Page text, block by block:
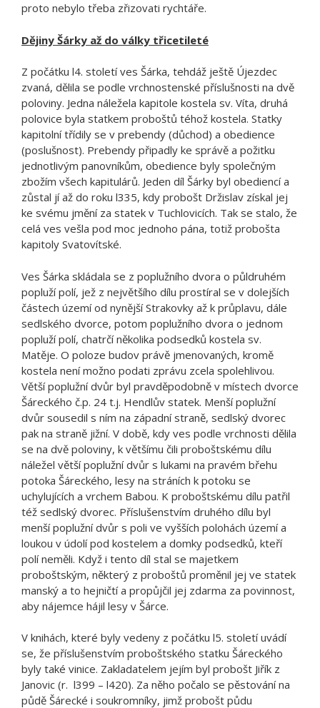
proto nebylo třeba zřizovati rychtáře.
Dějiny Šárky až do války třicetileté
Z počátku l4. století ves Šárka, tehdáž ještě Újezdec
zvaná, dělila se podle vrchnostenské příslušnosti na dvě
poloviny. Jedna náležela kapitole kostela sv. Víta, druhá
polovice byla statkem proboštů téhož kostela. Statky
kapitolní třídily se v prebendy (důchod) a obedience
(poslušnost). Prebendy připadly ke správě a požitku
jednotlivým panovníkům, obedience byly společným
zbožím všech kapitulárů. Jeden díl Šárky byl obediencí a
zůstal jí až do roku l335, kdy probošt Držislav získal jej
ke svému jmění za statek v Tuchlovicích. Tak se stalo, že
celá ves vešla pod moc jednoho pána, totiž probošta
kapitoly Svatovítské.
Ves Šárka skládala se z poplužního dvora o půldruhém
popluží polí, jež z největšího dílu prostíral se v dolejších
částech území od nynější Strakovky až k průplavu, dále
sedlského dvorce, potom poplužního dvora o jednom
popluží polí, chatrčí několika podsedků kostela sv.
Matěje. O poloze budov právě jmenovaných, kromě
kostela není možno podati zprávu zcela spolehlivou.
Větší poplužní dvůr byl pravděpodobně v místech dvorce
Šáreckého č.p. 24 t.j. Hendlův statek. Menší poplužní
dvůr sousedil s ním na západní straně, sedlský dvorec
pak na straně jižní. V době, kdy ves podle vrchnosti dělila
se na dvě poloviny, k většímu čili proboštskému dílu
náležel větší poplužní dvůr s lukami na pravém břehu
potoka Šáreckého, lesy na stráních k potoku se
uchylujících a vrchem Babou. K proboštskému dílu patřil
též sedlský dvorec. Příslušenstvím druhého dílu byl
menší poplužní dvůr s poli ve vyšších polohách území a
loukou v údolí pod kostelem a domky podsedků, kteří
polí neměli. Když i tento díl stal se majetkem
proboštským, některý z proboštů proměnil jej ve statek
manský a to hejničtí a propůjčil jej zdarma za povinnost,
aby nájemce hájil lesy v Šárce.
V knihách, které byly vedeny z počátku l5. století uvádí
se, že příslušenstvím proboštského statku Šáreckého
byly také vinice. Zakladatelem jejím byl probošt Jiřík z
Janovic (r. l399 – l420). Za něho počalo se pěstování na
půdě Šárecké i soukromníky, jimž probošt půdu